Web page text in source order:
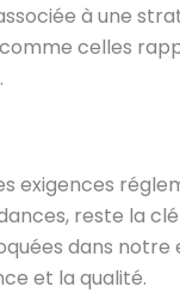
à une
celles
exigences
reste la
dans notre
et la qualité.